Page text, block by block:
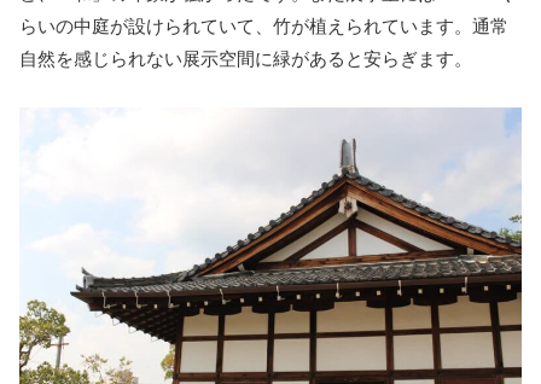
らいの中庭が設けられていて、竹が植えられています。通常
自然を感じられない展示空間に緑があると安らぎます。